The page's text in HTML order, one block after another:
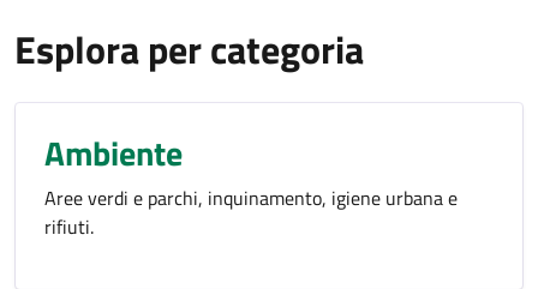
Esplora per categoria
Ambiente
Aree verdi e parchi, inquinamento, igiene urbana e
rifiuti.